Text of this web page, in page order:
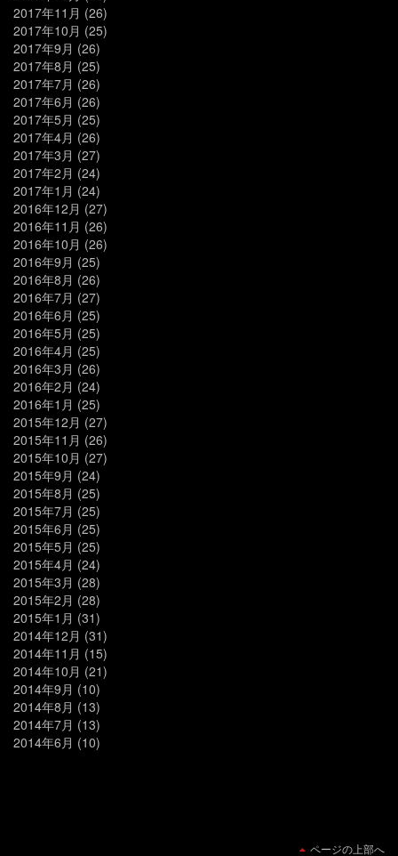
2017年11月 (26)
2017年10月 (25)
2017年9月 (26)
2017年8月 (25)
2017年7月 (26)
2017年6月 (26)
2017年5月 (25)
2017年4月 (26)
2017年3月 (27)
2017年2月 (24)
2017年1月 (24)
2016年12月 (27)
2016年11月 (26)
2016年10月 (26)
2016年9月 (25)
2016年8月 (26)
2016年7月 (27)
2016年6月 (25)
2016年5月 (25)
2016年4月 (25)
2016年3月 (26)
2016年2月 (24)
2016年1月 (25)
2015年12月 (27)
2015年11月 (26)
2015年10月 (27)
2015年9月 (24)
2015年8月 (25)
2015年7月 (25)
2015年6月 (25)
2015年5月 (25)
2015年4月 (24)
2015年3月 (28)
2015年2月 (28)
2015年1月 (31)
2014年12月 (31)
2014年11月 (15)
2014年10月 (21)
2014年9月 (10)
2014年8月 (13)
2014年7月 (13)
2014年6月 (10)
ページの上部へ